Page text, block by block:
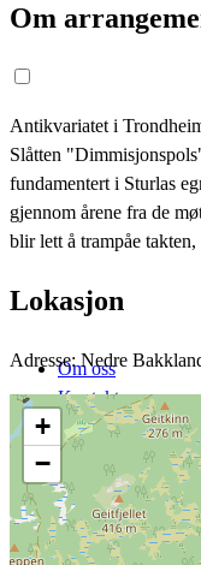
Om oss
Kontakt
Hjem
Arrangementer
Om
Antikvariatet i
Slåtten
fundamentert i Sturlas
gjennom årene fra de
blir lett å trampåe
Lokasjon
Adresse: Nedre
+
−